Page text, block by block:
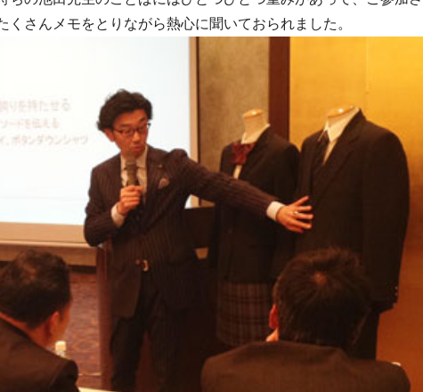
くさんメモをとりながら熱心に聞いておられました。